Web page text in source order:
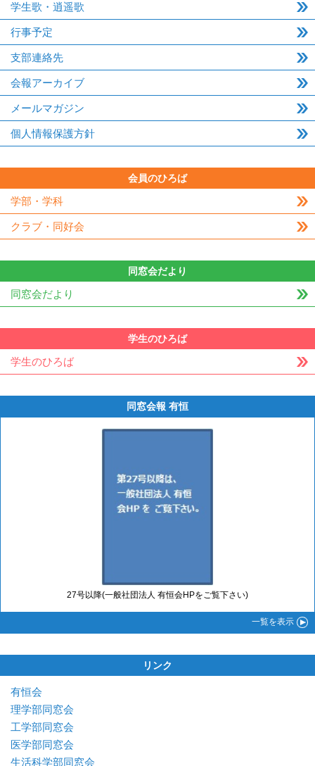
学生歌・逍遥歌
行事予定
支部連絡先
会報アーカイブ
メールマガジン
個人情報保護方針
会員のひろば
学部・学科
クラブ・同好会
同窓会だより
同窓会だより
学生のひろば
学生のひろば
同窓会報 有恒
27号以降(一般社団法人 有恒会HPをご覧下さい)
一覧を表示
リンク
有恒会
理学部同窓会
工学部同窓会
医学部同窓会
生活科学部同窓会